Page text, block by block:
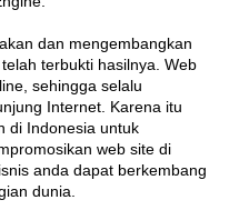
dan mengembangkan
terbukti hasilnya. Web
sehingga selalu
Internet. Karena itu
di Indonesia untuk
web site di
anda dapat berkembang
dunia.